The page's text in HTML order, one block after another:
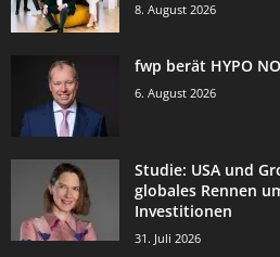
8. August 2026
fwp berät HYPO
6. August 2026
Studie: USA und
globales Rennen
Investitionen
31. Juli 2026